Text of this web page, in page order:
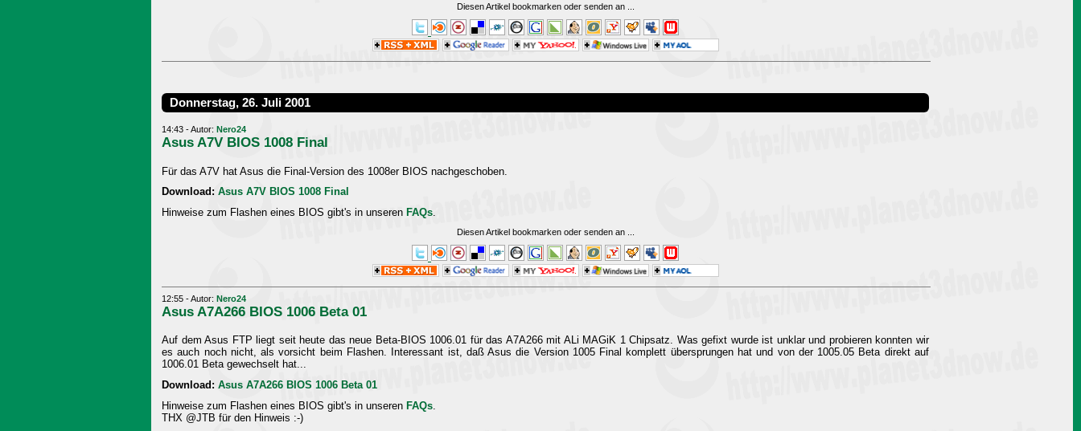
Diesen Artikel bookmarken oder senden an
Donnerstag, 26. Juli 2001
14:43 - Autor: Nero24
Asus A7V BIOS 1008 Final
Für das A7V hat Asus die Final-Version des 1008er BIOS nachgeschoben.
Download: Asus A7V BIOS 1008 Final
Hinweise zum Flashen eines BIOS gibt's in unseren FAQs
Diesen Artikel bookmarken oder senden an
12:55 - Autor: Nero24
Asus A7A266 BIOS 1006 Beta 01
Auf dem Asus FTP liegt seit heute das neue Beta-BIOS 1006.01 für das A7A266 mit ALi MAGiK 1 Chipsatz. Was gefixt wurde ist unklar und probieren konnten wir
es auch noch nicht, als vorsicht beim Flashen. Interessant ist, daß Asus die Version 1005 Final komplett übersprungen hat und von der 1005.05 Beta direkt auf
1006.01 Beta gewechselt hat...
Download: Asus A7A266 BIOS 1006 Beta 01
Hinweise zum Flashen eines BIOS gibt's in unseren FAQs
THX @JTB für den Hinweis :-)